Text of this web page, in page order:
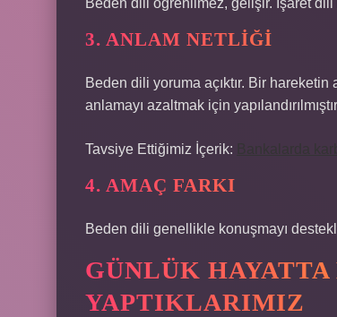
Beden dili öğrenilmez, gelişir. İşaret dili
3. ANLAM NETLIĞI
Beden dili yoruma açıktır. Bir
anlamayı azaltmak için
Tavsiye Ettiğimiz İçerik:
4. AMAÇ FARKI
Beden dili genellikle konuşmayı
GÜNLÜK
YAPTIKLARIMIZ